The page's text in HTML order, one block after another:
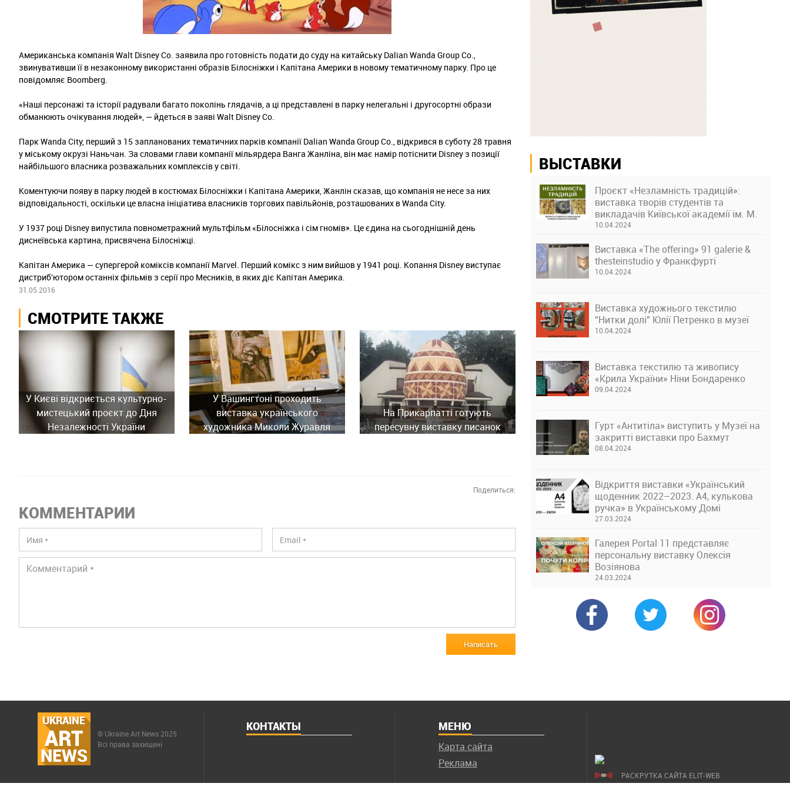
Американська компанія Walt Disney Co. заявила про готовність подати до суду на китайську Dalian Wanda Group Co.,
звинувативши її в незаконному використанні образів Білосніжки і Капітана Америки в новому тематичному парку. Про це
повідомляє Boomberg.
«Наші персонажі та історії радували багато поколінь глядачів, а ці представлені в парку нелегальні і другосортні образи
обманюють очікування людей», — йдеться в заяві Walt Disney Co.
Парк Wanda City, перший з 15 запланованих тематичних парків компанії Dalian Wanda Group Co., відкрився в суботу 28 травня
у міському окрузі Наньчан. За словами глави компанії мільярдера Ванга Жанліна, він має намір потіснити Disney з позиції
найбільшого власника розважальних комплексів у світі.
Коментуючи появу в парку людей в костюмах Білосніжки і Капітана Америки, Жанлін сказав, що компанія не несе за них
відповідальності, оскільки це власна ініціатива власників торгових павільйонів, розташованих в Wanda City.
У 1937 році Disney випустила повнометражний мультфільм «Білосніжка і сім гномів». Це єдина на сьогоднішній день
диснеївська картина, присвячена Білосніжці.
Капітан Америка — супергерой коміксів компанії Marvel. Перший комікс з ним вийшов у 1941 році. Копання Disney виступає
дистриб'ютором останніх фільмів з серії про Месників, в яких діє Капітан Америка.
31.05.2016
СМОТРИТЕ ТАКЖЕ
У Києві відкриється культурно-
мистецький проєкт до Дня
Незалежності України
У Вашингтоні проходить
виставка українського
художника Миколи Журавля
На Прикарпатті готують
пересувну виставку писанок
Поделиться:
КОММЕНТАРИИ
Написать
ВЫСТАВКИ
Проєкт «Незламність традицій»:
виставка творів студентів та
викладачів Київської академії ім. М.
Бойчука
10.04.2024
Виставка «The offering» 91 galerie &
thesteinstudio у Франкфурті
10.04.2024
Виставка художнього текстилю
"Нитки долі" Юлії Петренко в музеї
10.04.2024
Виставка текстилю та живопису
«Крила України» Ніни Бондаренко
09.04.2024
Гурт «Антитіла» виступить у Музеї на
закритті виставки про Бахмут
08.04.2024
Відкриття виставки «Український
щоденник 2022–2023. А4, кулькова
ручка» в Українському Домі
27.03.2024
Галерея Portal 11 представляє
персональну виставку Олексія
Возіянова
24.03.2024
UKRAINE
ART
NEWS
© Ukraine Art News 2025
Всі права захищені
КОНТАКТЫ МЕНЮ
Карта сайта
Реклама
РАСКРУТКА САЙТА ELIT-WEB